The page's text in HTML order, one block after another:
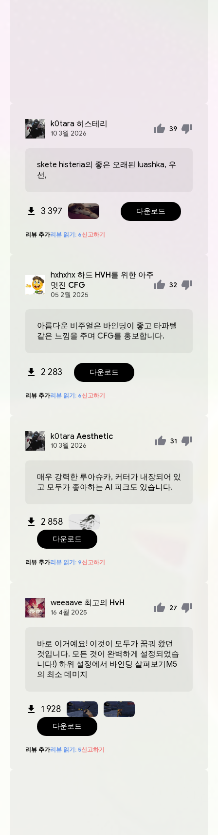
k0tara 히스테리
10 3월 2026
39
skete histeria의 좋은 오래된 luashka, 우
선,
3 397 다운로드
리뷰 추가리뷰 읽기: 6신고하기
hxhxhx 하드 HVH를 위한 아주
멋진 CFG
05 2월 2025
32
아름다운 비주얼은 바인딩이 좋고 타파텔
같은 느낌을 주며 CFG를 홍보합니다.
2 283 다운로드
리뷰 추가리뷰 읽기: 6신고하기
k0tara Aesthetic
10 3월 2026
31
매우 강력한 루아슈카, 커터가 내장되어 있
고 모두가 좋아하는 AI 피크도 있습니다.
2 858
다운로드
리뷰 추가리뷰 읽기: 9신고하기
weeaave 최고의 HvH
16 4월 2025
27
바로 이거예요! 이것이 모두가 꿈꿔 왔던
것입니다. 모든 것이 완벽하게 설정되었습
니다!) 하위 설정에서 바인딩 살펴보기M5
의 최소 데미지
1 928
다운로드
리뷰 추가리뷰 읽기: 5신고하기